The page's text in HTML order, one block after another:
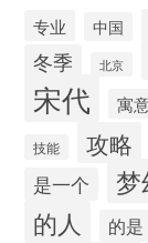
专业 中国
冬季 北京
宋代 寓
技能 攻略
是一个
的人 的是